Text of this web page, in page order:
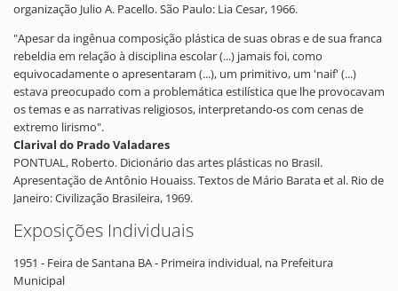
organização Julio A. Pacello. São Paulo: Lia Cesar, 1966.
"Apesar da ingênua composição plástica de suas obras e de sua franca
rebeldia em relação à disciplina escolar (...) jamais foi, como
equivocadamente o apresentaram (...), um primitivo, um 'naif' (...)
estava preocupado com a problemática estilística que lhe provocavam
os temas e as narrativas religiosos, interpretando-os com cenas de
extremo lirismo".
Clarival do Prado Valadares
PONTUAL, Roberto. Dicionário das artes plásticas no Brasil.
Apresentação de Antônio Houaiss. Textos de Mário Barata et al. Rio de
Janeiro: Civilização Brasileira, 1969.
Exposições Individuais
1951 - Feira de Santana BA - Primeira individual, na Prefeitura
Municipal